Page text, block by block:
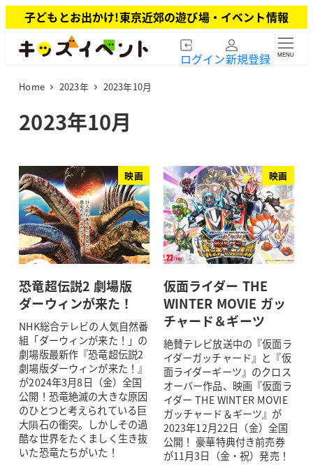
イ
子どもとお出かけ!東京近郊の遊び場・イベント情報
ログイン新規登録 MENU
Home 2023年 2023年10月
2023年10月
映画
恐竜超伝説2 劇場版
ダーウィンが来た！
NHK総合テレビの人気自然番
組「ダーウィンが来た！」の
劇場版最新作『恐竜超伝説2
劇場版ダーウィンが来た！』
が2024年3月8日（金）全国
公開！恐竜絶滅の大きな原因
のひとつと考えられている巨
大隕石の衝突。しかしその過
酷な世界をたくましく生き抜
いた恐竜たちがいた！
映画
仮面ライダー THE
WINTER MOVIE ガッ
チャード＆ギーツ
絶賛テレビ放送中の『仮面ラ
イダーガッチャード』と『仮
面ライダーギーツ』のクロス
オーバー作品、映画『仮面ラ
イダー THE WINTER MOVIE
ガッチャード＆ギーツ』が
2023年12月22日（金）全国
公開！ 豪華特典付き前売券
が11月3日（金・祝）発売！